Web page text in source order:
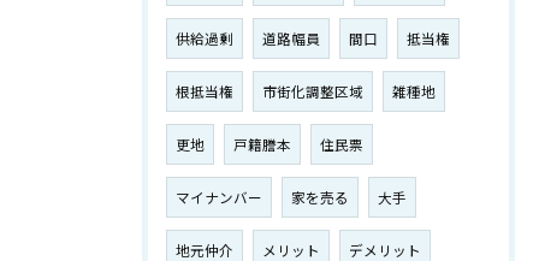
供給過剰 道路幅員 間口 抵当権
根抵当権 市街化調整区域 雑種地
更地 戸籍謄本 住民票
マイナンバー 家を売る 大手
地元仲介 メリット デメリット